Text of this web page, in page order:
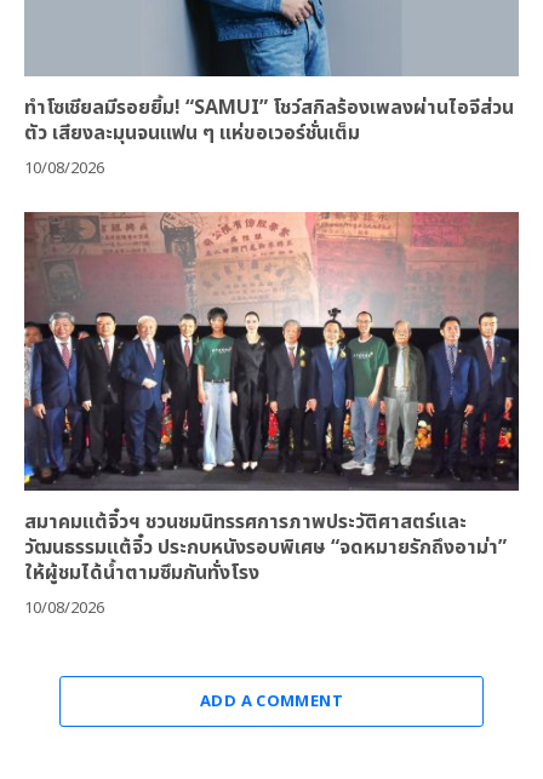
ทำโซเชียลมีรอยยิ้ม! “SAMUI” โชว์สกิลร้องเพลงผ่านไอจีส่วน
ตัว เสียงละมุนจนแฟน ๆ แห่ขอเวอร์ชั่นเต็ม
10/08/2026
สมาคมแต้จิ๋วฯ ชวนชมนิทรรศการภาพประวัติศาสตร์และ
วัฒนธรรมแต้จิ๋ว ประกบหนังรอบพิเศษ “จดหมายรักถึงอาม่า”
ให้ผู้ชมได้น้ำตามซึมกันทั่งโรง
10/08/2026
ADD A COMMENT